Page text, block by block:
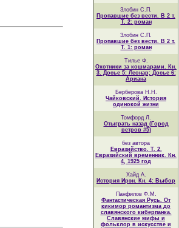
Злобин С.П.
Пропавшие без вести. В 2 т.
Т. 2: роман
Злобин С.П.
Пропавшие без вести. В 2 т.
Т. 1: роман
Тилье Ф.
Охотники за кошмарами. Кн.
3. Досье 5: Леонар; Досье 6:
Ариана
Берберова Н.Н.
Чайковский. История
одинокой жизни
Томфорд Л.
Отыграть назад (Город
ветров #5)
без автора
Евразийство. Т. 2.
Евразийский временник. Кн.
4, 1925 год
Хайд А.
История Ирэн. Кн. 4: Выбор
Панфилов Ф.М.
Фантастическая Русь. От
кикимор романтизма до
славянского киберпанка.
Славянские мифы и
фольклор в искусстве и